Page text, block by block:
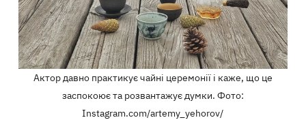
Актор давно практикує чайні церемонії і каже, що це
заспокоює та розвантажує думки. Фото:
Instagram.com/artemy_yehorov/